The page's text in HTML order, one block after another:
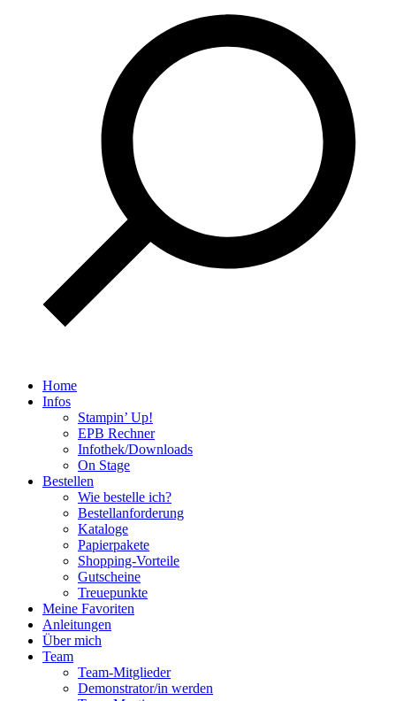
Home
Infos
Stampin’ Up!
EPB Rechner
Infothek/Downloads
On Stage
Bestellen
Wie bestelle ich?
Bestellanforderung
Kataloge
Papierpakete
Shopping-Vorteile
Gutscheine
Treuepunkte
Meine Favoriten
Anleitungen
Über mich
Team
Team-Mitglieder
Demonstrator/in werden